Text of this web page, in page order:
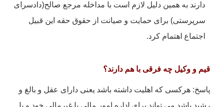
دارند به همین دلیل لازم است با مداخله مرجع صالح(دادسرای
سرپرستی) برای حمایت و صیانت از حقوق حقه این قبیل
اجتماع اهتمام کرد.
قیم و وکیل چه فرقی با هم دارند؟
پاسخ: هرکسی که اهلیت داشته باشد یعنی دارای عقل و بالغ و
رشید باشد می تواند برای اداره امور مالی یا غیرمالی خود و یا